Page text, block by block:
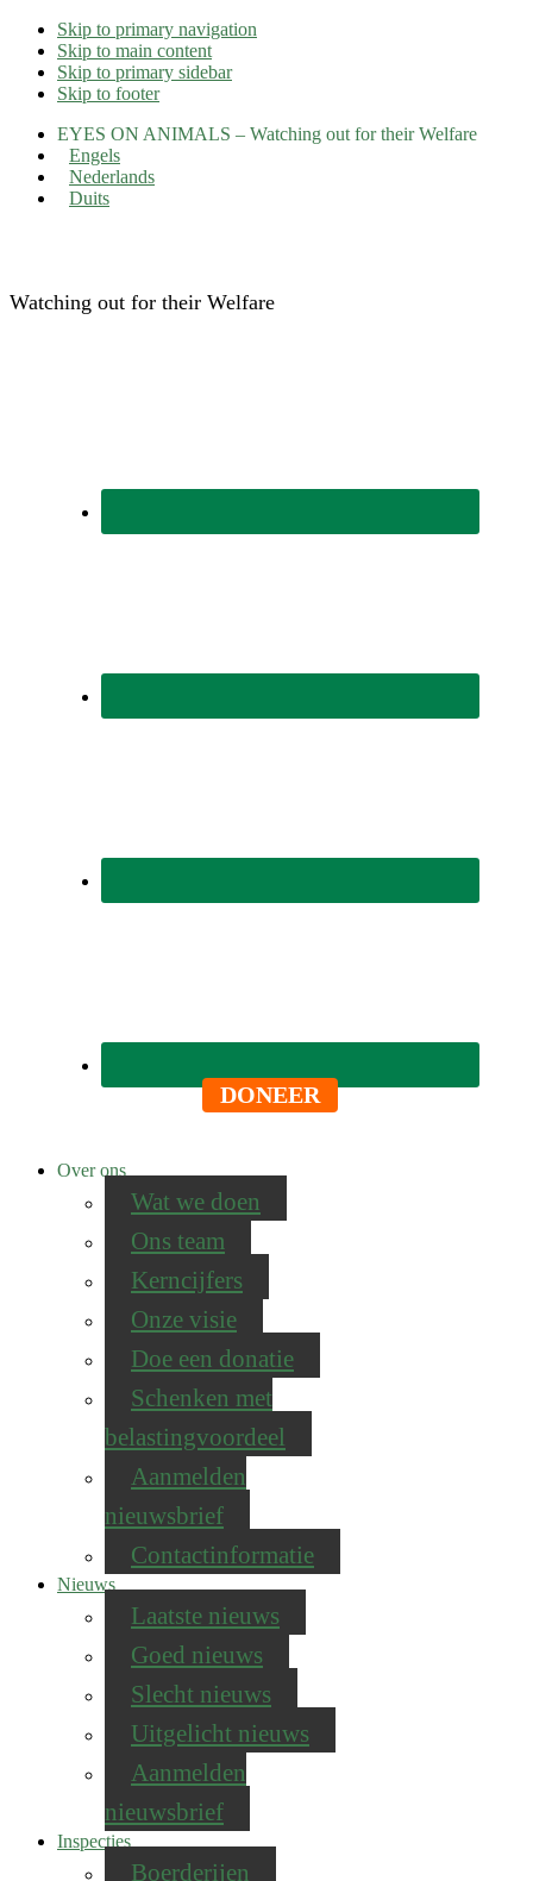
Skip to primary navigation
Skip to main content
Skip to primary sidebar
Skip to footer
EYES ON ANIMALS – Watching out for their Welfare
Engels
Nederlands
Duits
Watching out for their Welfare
DONEER
Over ons
Wat we doen
Ons team
Kerncijfers
Onze visie
Doe een donatie
Schenken met
belastingvoordeel
Aanmelden
nieuwsbrief
Contactinformatie
Nieuws
Laatste nieuws
Goed nieuws
Slecht nieuws
Uitgelicht nieuws
Aanmelden
nieuwsbrief
Inspecties
Boerderijen